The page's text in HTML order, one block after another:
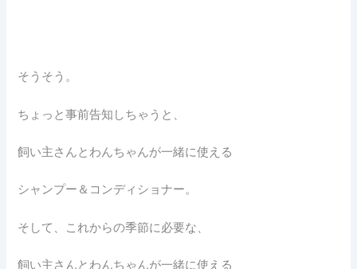
そうそう。
ちょっと事前告知しちゃうと、
飼い主さんとわんちゃんが一緒に使える
シャンプー＆コンディショナー。
そして、これからの季節に必要な、
飼い主さんとわんちゃんが一緒に使える